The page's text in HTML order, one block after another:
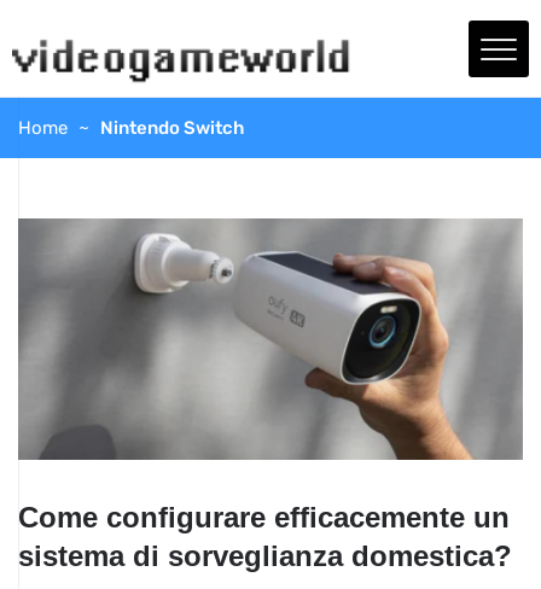
Home Nintendo Switch
Come configurare efficacemente un
sistema di sorveglianza domestica?